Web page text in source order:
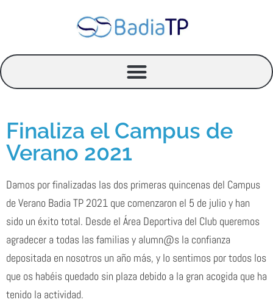
Finaliza el Campus de
Verano 2021
Damos por finalizadas las dos primeras quincenas del Campus
de Verano Badia TP 2021 que comenzaron el 5 de julio y han
sido un éxito total. Desde el Área Deportiva del Club queremos
agradecer a todas las familias y alumn@s la confianza
depositada en nosotros un año más, y lo sentimos por todos los
que os habéis quedado sin plaza debido a la gran acogida que ha
tenido la actividad.